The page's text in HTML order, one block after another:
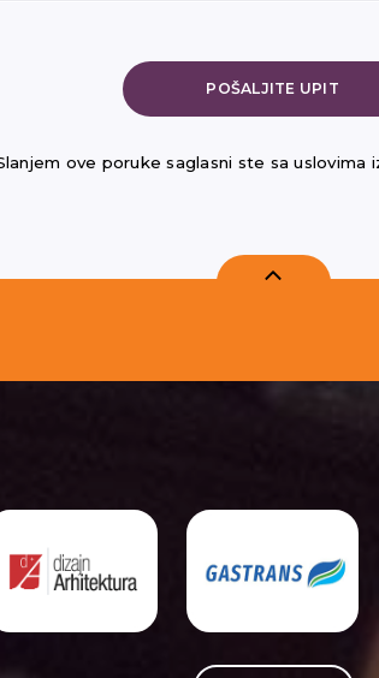
ove poruke saglasni ste sa uslovima